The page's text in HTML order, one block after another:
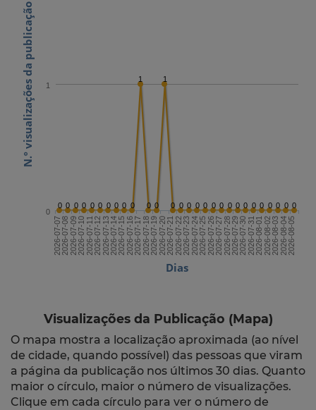
Dias
N.º visualizações da publicação
0 0 0 0 0 0 0 0 0 0
1
0 0
1
0 0 0 0 0 0 0 0 0 0 0 0 0 0 0 0
2026-07-072026-07-082026-07-092026-07-102026-07-112026-07-122026-07-132026-07-142026-07-152026-07-162026-07-172026-07-182026-07-192026-07-202026-07-212026-07-222026-07-232026-07-242026-07-252026-07-262026-07-272026-07-282026-07-292026-07-302026-07-312026-08-012026-08-022026-08-032026-08-042026-08-05
0
1
Visualizações da Publicação (Mapa)
O mapa mostra a localização aproximada (ao nível
de cidade, quando possível) das pessoas que viram
a página da publicação nos últimos 30 dias. Quanto
maior o círculo, maior o número de visualizações.
Clique em cada círculo para ver o número de